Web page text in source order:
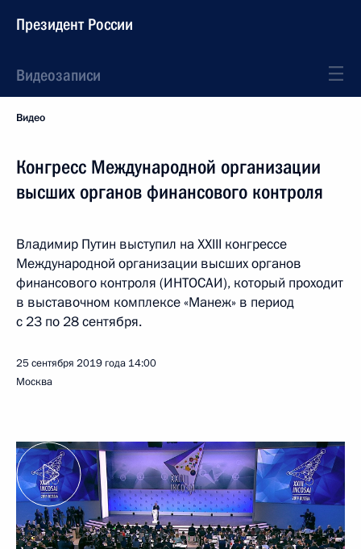
Президент России
Видеозаписи
Видео
Конгресс Международной организации
высших органов финансового контроля
Владимир Путин выступил на XXIII конгрессе
Международной организации высших органов
финансового контроля (ИНТОСАИ), который проходит
в выставочном комплексе «Манеж» в период
с 23 по 28 сентября.
25 сентября 2019 года 14:00
Москва